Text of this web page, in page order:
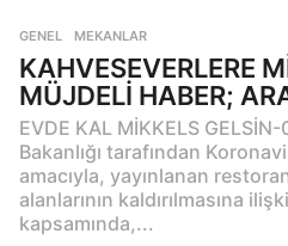
GENEL ,MEKANLAR
KAHVESEVERLERE
MÜJDELİ HABER;
EVDE KAL MİKKELS
Bakanlığı tarafından
amacıyla, yayınlanan
alanlarının kaldırılmasına
kapsamında,...